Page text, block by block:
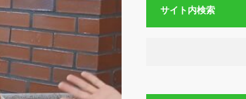
サイト内検索